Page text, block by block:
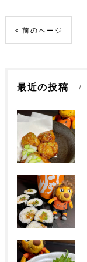
< 前のページ
最近の投稿